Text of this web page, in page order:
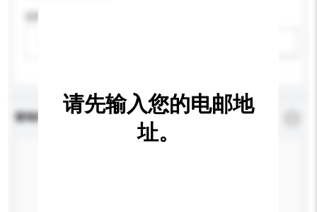
查询内容 * 必须填写
请先输入您的电邮地
址。